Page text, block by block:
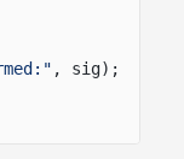
, sig);